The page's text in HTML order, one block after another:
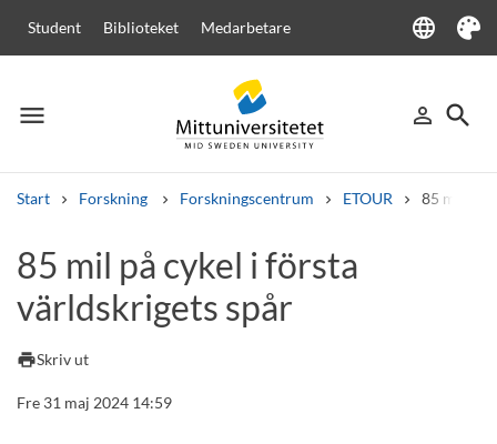
Student Biblioteket Medarbetare language
Language
Tema
menu
Meny person_outline
Logga in
search
Sök
Start Forskning Forskningscentrum ETOUR 85 mil på
Andra söktjänster
Kurser och program Kursplaner Välkomstbrev
85 mil på cykel i första
världskrigets spår
printSkriv ut
Fre 31 maj 2024 14:59